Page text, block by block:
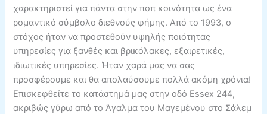
χαρακτηριστεί για πάντα στην ποπ κοινότητα ως ένα
ρομαντικό σύμβολο διεθνούς φήμης. Από το 1993, ο
στόχος ήταν να προστεθούν υψηλής ποιότητας
υπηρεσίες για ξανθές και βρικόλακες, εξαιρετικές,
ιδιωτικές υπηρεσίες. Ήταν χαρά μας να σας
προσφέρουμε και θα απολαύσουμε πολλά ακόμη χρόνια!
Επισκεφθείτε το κατάστημά μας στην οδό Essex 244,
ακριβώς γύρω από το Άγαλμα του Μαγεμένου στο Σάλεμ